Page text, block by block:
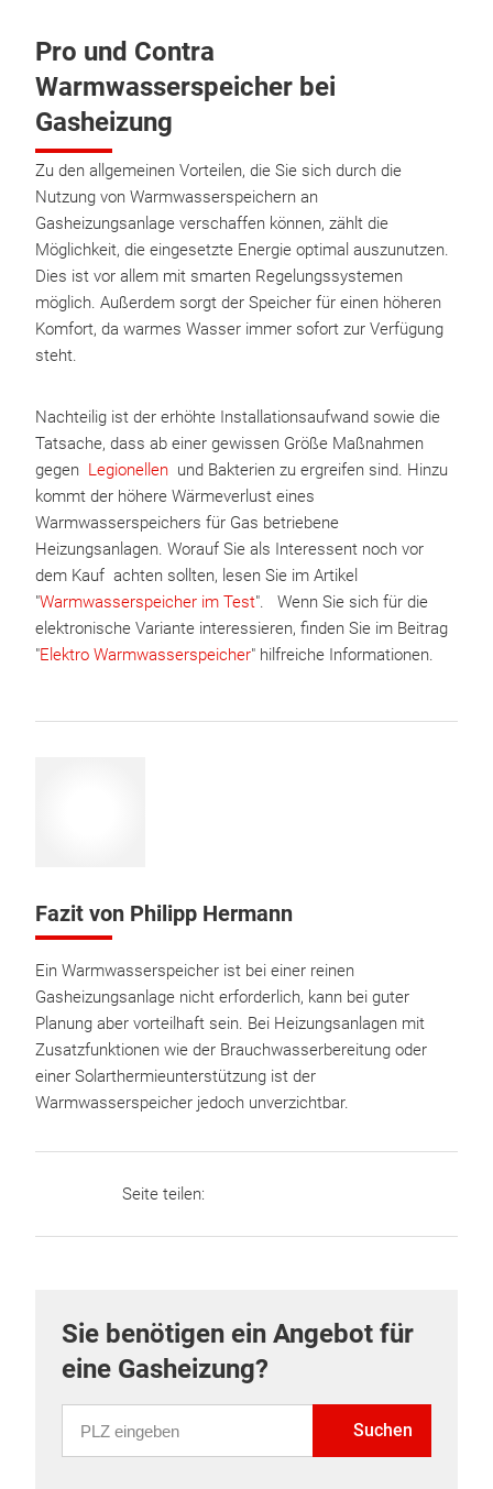
Pro und Contra
Warmwasserspeicher bei
Gasheizung
Zu den allgemeinen Vorteilen, die Sie sich durch die
Nutzung von Warmwasserspeichern an
Gasheizungsanlage verschaffen können, zählt die
Möglichkeit, die eingesetzte Energie optimal auszunutzen.
Dies ist vor allem mit smarten Regelungssystemen
möglich. Außerdem sorgt der Speicher für einen höheren
Komfort, da warmes Wasser immer sofort zur Verfügung
steht.
Nachteilig ist der erhöhte Installationsaufwand sowie die
Tatsache, dass ab einer gewissen Größe Maßnahmen
gegen Legionellen und Bakterien zu ergreifen sind. Hinzu
kommt der höhere Wärmeverlust eines
Warmwasserspeichers für Gas betriebene
Heizungsanlagen. Worauf Sie als Interessent noch vor
dem Kauf achten sollten, lesen Sie im Artikel
"Warmwasserspeicher im Test". Wenn Sie sich für die
elektronische Variante interessieren, finden Sie im Beitrag
"Elektro Warmwasserspeicher" hilfreiche Informationen.
Fazit von Philipp Hermann
Ein Warmwasserspeicher ist bei einer reinen
Gasheizungsanlage nicht erforderlich, kann bei guter
Planung aber vorteilhaft sein. Bei Heizungsanlagen mit
Zusatzfunktionen wie der Brauchwasserbereitung oder
einer Solarthermieunterstützung ist der
Warmwasserspeicher jedoch unverzichtbar.
Seite teilen:
Sie benötigen ein Angebot für
eine Gasheizung?
Suchen